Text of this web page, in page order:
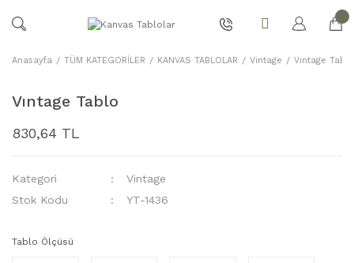
Anasayfa TÜM KATEGORİLER KANVAS TABLOLAR Vintage Vıntage Tablo
Vıntage Tablo
830,64 TL
Kategori
Vintage
Stok Kodu
YT-1436
Tablo Ölçüsü